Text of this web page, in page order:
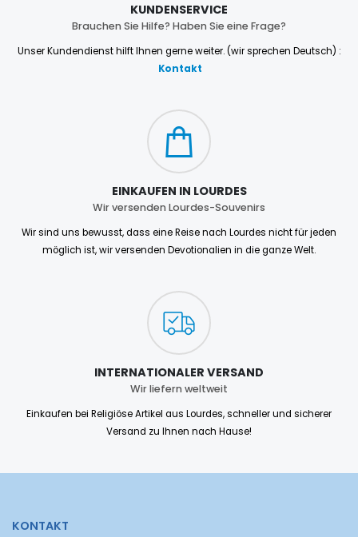
KUNDENSERVICE
Brauchen Sie Hilfe? Haben Sie eine Frage?
Unser Kundendienst hilft Ihnen gerne weiter. (wir sprechen Deutsch) :
Kontakt
EINKAUFEN IN LOURDES
Wir versenden Lourdes-Souvenirs
Wir sind uns bewusst, dass eine Reise nach Lourdes nicht für jeden
möglich ist, wir versenden Devotionalien in die ganze Welt.
INTERNATIONALER VERSAND
Wir liefern weltweit
Einkaufen bei Religiöse Artikel aus Lourdes, schneller und sicherer
Versand zu Ihnen nach Hause!
KONTAKT